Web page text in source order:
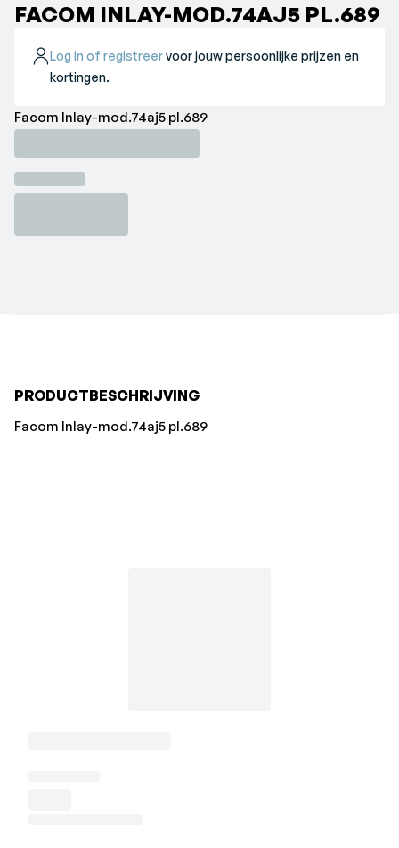
FACOM INLAY-MOD.74AJ5 PL.689
Log in of registreervoor jouw persoonlijke prijzen en
kortingen.
Facom Inlay-mod.74aj5 pl.689
PRODUCTBESCHRIJVING
Facom Inlay-mod.74aj5 pl.689